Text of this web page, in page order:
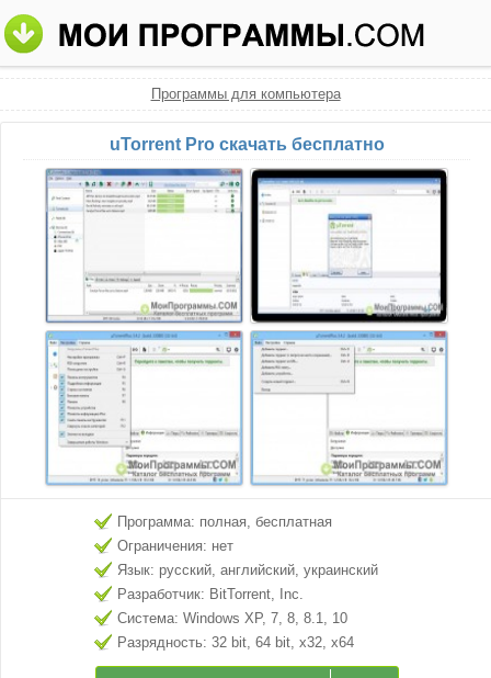
Программы для компьютера
uTorrent Pro скачать бесплатно
Программа: полная, бесплатная
Ограничения: нет
Язык: русский, английский, украинский
Разработчик: BitTorrent, Inc.
Система: Windows XP, 7, 8, 8.1, 10
Разрядность: 32 bit, 64 bit, x32, x64